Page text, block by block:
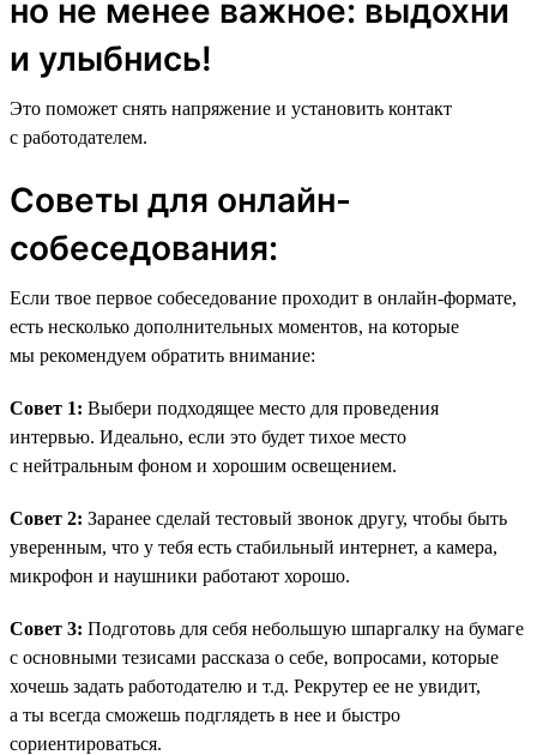
но не менее важное: выдохни
и улыбнись!
Это поможет снять напряжение и установить контакт
с работодателем.
Советы для онлайн-
собеседования:
Если твое первое собеседование проходит в онлайн-формате,
есть несколько дополнительных моментов, на которые
мы рекомендуем обратить внимание:
Совет 1: Выбери подходящее место для проведения
интервью. Идеально, если это будет тихое место
с нейтральным фоном и хорошим освещением.
Совет 2: Заранее сделай тестовый звонок другу, чтобы быть
уверенным, что у тебя есть стабильный интернет, а камера,
микрофон и наушники работают хорошо.
Совет 3: Подготовь для себя небольшую шпаргалку на бумаге
с основными тезисами рассказа о себе, вопросами, которые
хочешь задать работодателю и т.д. Рекрутер ее не увидит,
а ты всегда сможешь подглядеть в нее и быстро
сориентироваться.